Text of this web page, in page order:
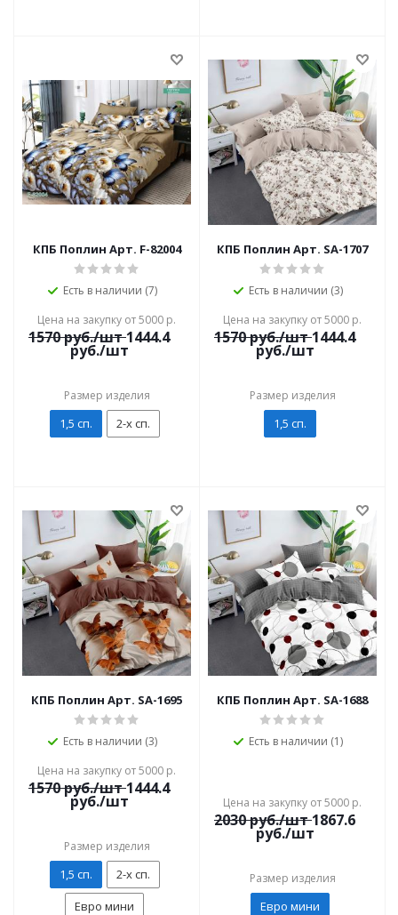
КПБ Поплин Арт. F-82004
Есть в наличии (7)
Цена на закупку от 5000 р.
1570руб./шт 1444.4
руб./шт
Размер изделия
1,5 сп. 2-х сп.
КПБ Поплин Арт. SA-1707
Есть в наличии (3)
Цена на закупку от 5000 р.
1570руб./шт 1444.4
руб./шт
Размер изделия
1,5 сп.
КПБ Поплин Арт. SA-1695
Есть в наличии (3)
Цена на закупку от 5000 р.
1570руб./шт 1444.4
руб./шт
Размер изделия
1,5 сп.
2-х сп.
Евро мини
КПБ Поплин Арт. SA-1688
Есть в наличии (1)
Цена на закупку от 5000 р.
2030руб./шт 1867.6
руб./шт
Размер изделия
Евро мини